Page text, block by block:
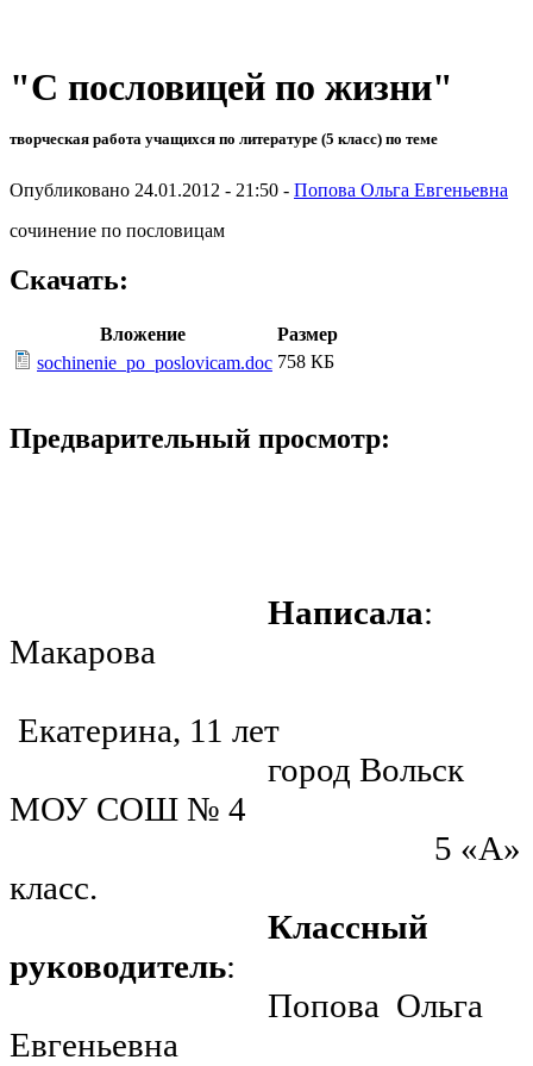
"С пословицей по жизни"
творческая работа учащихся по литературе (5 класс) по теме
Опубликовано 24.01.2012 - 21:50 - Попова Ольга Евгеньевна
сочинение по пословицам
Скачать:
Вложение
Размер
sochinenie_po_poslovicam.doc 758 КБ
Предварительный просмотр:
Написала:
Макарова
Екатерина, 11 лет
город Вольск
МОУ СОШ № 4
5 «А»
класс.
Классный
руководитель:
Попова Ольга
Евгеньевна